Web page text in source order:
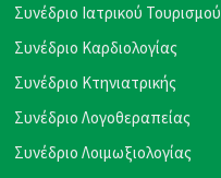
Συνέδριο Ιατρικού Τουρισμού
Συνέδριο Καρδιολογίας
Συνέδριο Κτηνιατρικής
Συνέδριο Λογοθεραπείας
Συνέδριο Λοιμωξιολογίας